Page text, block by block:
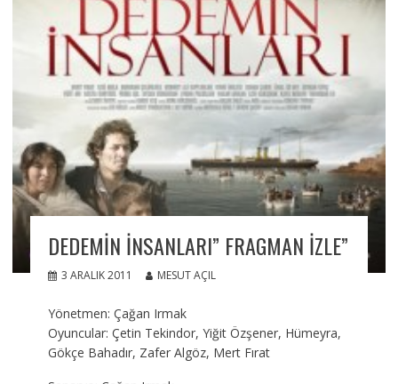
DEDEMIN İNSANLARI” FRAGMAN IZLE”
3 ARALIK 2011 MESUT AÇIL
Yönetmen: Çağan Irmak
Oyuncular: Çetin Tekindor, Yiğit Özşener, Hümeyra,
Gökçe Bahadır, Zafer Algöz, Mert Fırat